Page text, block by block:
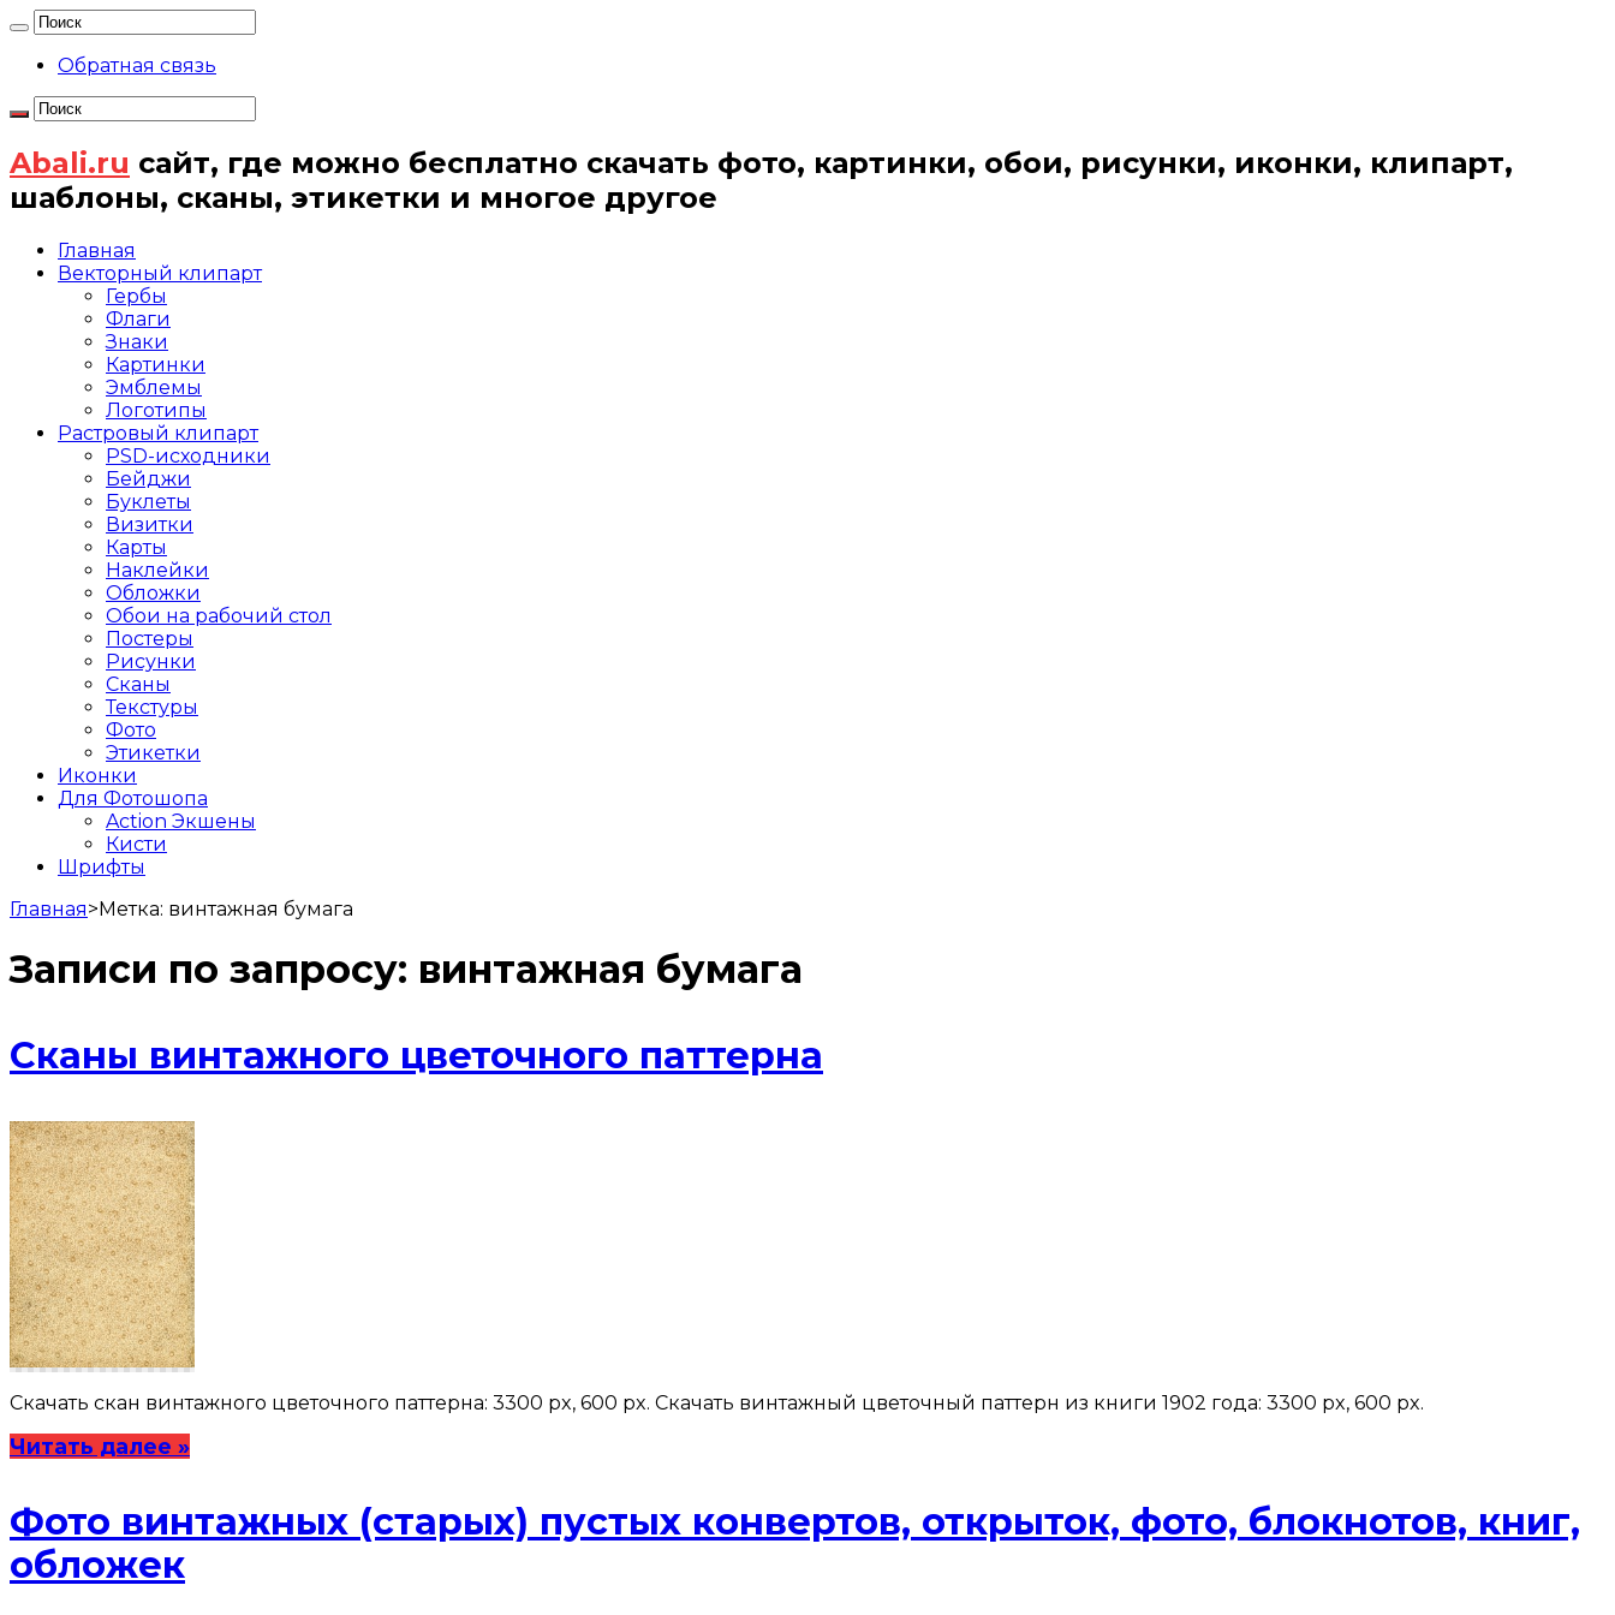
Обратная связь
Abali.ru сайт, где можно бесплатно скачать фото, картинки, обои, рисунки, иконки, клипарт,
шаблоны, сканы, этикетки и многое другое
Главная
Векторный клипарт
Гербы
Флаги
Знаки
Картинки
Эмблемы
Логотипы
Растровый клипарт
PSD-исходники
Бейджи
Буклеты
Визитки
Карты
Наклейки
Обложки
Обои на рабочий стол
Постеры
Рисунки
Сканы
Текстуры
Фото
Этикетки
Иконки
Для Фотошопа
Action Экшены
Кисти
Шрифты
Главная>Метка: винтажная бумага
Записи по запросу: винтажная бумага
Сканы винтажного цветочного паттерна
Скачать скан винтажного цветочного паттерна: 3300 px, 600 px. Скачать винтажный цветочный паттерн из книги 1902 года: 3300 px, 600 px.
Читать далее »
Фото винтажных (старых) пустых конвертов, открыток, фото, блокнотов, книг,
обложек